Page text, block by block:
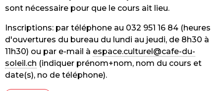
sont nécessaire pour que le cours ait lieu.
Inscriptions: par téléphone au 032 951 16 84 (heures
d'ouvertures du bureau du lundi au jeudi, de 8h30 à
11h30) ou par e-mail à espace.culturel@cafe-du-
soleil.ch (indiquer prénom+nom, nom du cours et
date(s), no de téléphone).